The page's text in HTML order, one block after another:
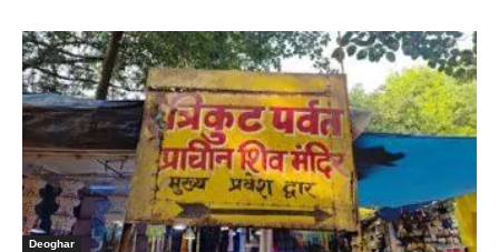
Deoghar